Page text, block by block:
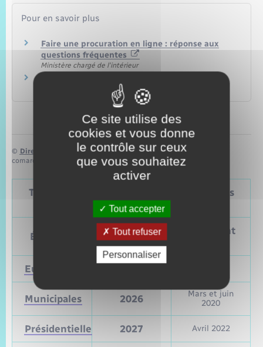
Pour en savoir plus
Faire une procuration en ligne : réponse aux
questions fréquentes
Ministère chargé de l'intérieur
Gouvernement de Nouvelle Calédonie
© Direction de l’information légale et administrative
comarquage developpé parbaseo.io
Tableau – Dates et périodicité des élections
politiques
Élections
Prochain
vote
Précédent
Européennes
Municipales 2026
Mars et juin
2020
Présidentielle 2027 Avril 2022
Ce site utilise des
cookies et vous donne
le contrôle sur ceux
que vous souhaitez
activer
Tout accepter
Tout refuser
Personnaliser